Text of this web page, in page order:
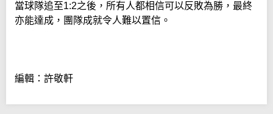
當球隊追至1:2之後，所有人都相信可以反敗為勝，最終
亦能達成，團隊成就令人難以置信。
編輯：許敬軒